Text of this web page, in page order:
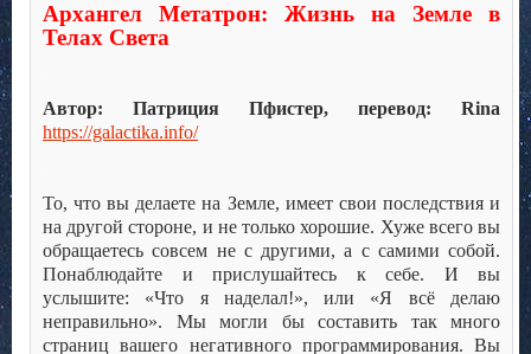
Архангел Метатрон: Жизнь на Земле в
Телах Света
Автор: Патриция Пфистер, перевод: Rina
https://galactika.info/
То, что вы делаете на Земле, имеет свои последствия и
на другой стороне, и не только хорошие. Хуже всего вы
обращаетесь совсем не с другими, а с самими собой.
Понаблюдайте и прислушайтесь к себе. И вы
услышите: «Что я наделал!», или «Я всё делаю
неправильно». Мы могли бы составить так много
страниц вашего негативного программирования. Вы